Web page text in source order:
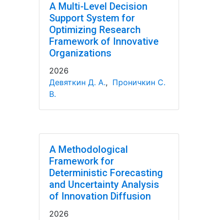
A Multi-Level Decision
Support System for
Optimizing Research
Framework of Innovative
Organizations
2026
Девяткин Д. А., Проничкин С.
В.
A Methodological
Framework for
Deterministic Forecasting
and Uncertainty Analysis
of Innovation Diffusion
2026